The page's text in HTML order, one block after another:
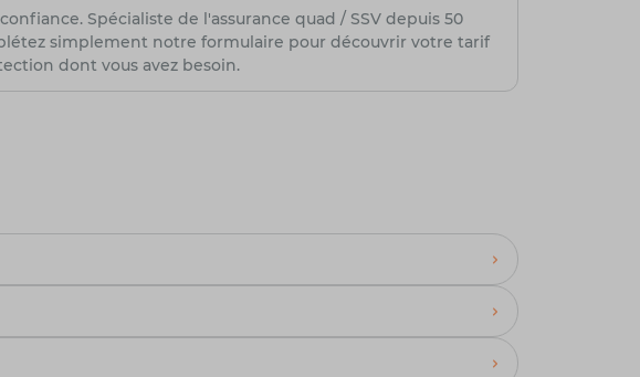
Spécialiste de l'assurance quad / SSV depuis 50
simplement notre formulaire pour découvrir votre tarif
dont vous avez besoin.